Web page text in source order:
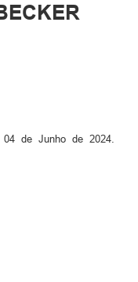
04 de Junho de 2024.